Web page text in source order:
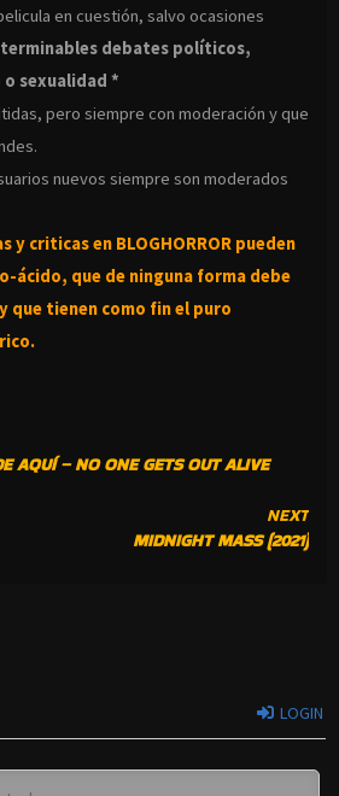
en cuestión, salvo ocasiones
debates políticos,
sexualidad *
pero siempre con moderación y que
nuevos siempre son moderados
y criticas en BLOGHORROR pueden
ácido, que de ninguna forma debe
que tienen como fin el puro
AQUÍ – NO ONE GETS OUT ALIVE
NEXT
MIDNIGHT MASS (2021)
LOGIN